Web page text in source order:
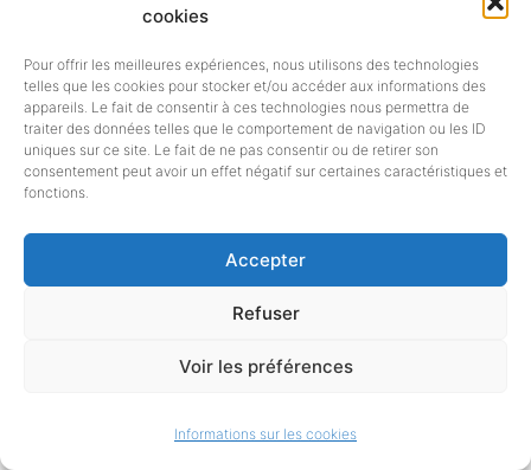
cookies
Pour offrir les meilleures expériences, nous utilisons des technologies
telles que les cookies pour stocker et/ou accéder aux informations des
appareils. Le fait de consentir à ces technologies nous permettra de
traiter des données telles que le comportement de navigation ou les ID
uniques sur ce site. Le fait de ne pas consentir ou de retirer son
consentement peut avoir un effet négatif sur certaines caractéristiques et
fonctions.
Accepter
Refuser
Voir les préférences
Informations sur les cookies
institutions en région, les SRL
occupent un espace privilégié
d’observation de la filière dans les
territoires. C’est le fruit de cette
[en savoir plus…]